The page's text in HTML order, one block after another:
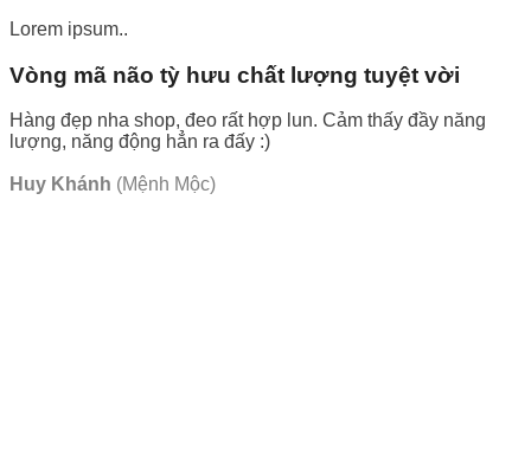
Lorem ipsum..
Vòng mã não tỳ hưu chất lượng tuyệt vời
Hàng đẹp nha shop, đeo rất hợp lun. Cảm thấy đầy năng
lượng, năng động hẳn ra đấy :)
Huy Khánh (Mệnh Mộc)